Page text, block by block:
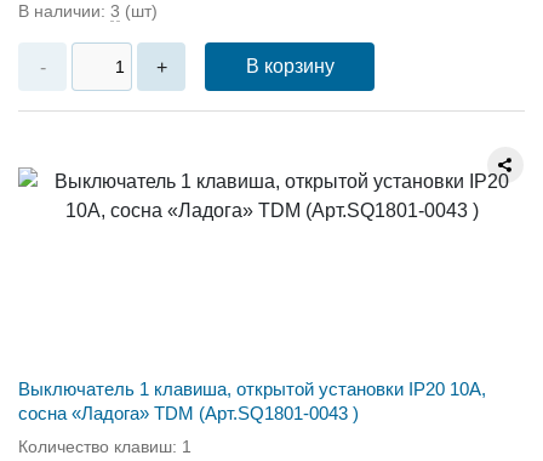
В наличии: 3 (шт)
- + В корзину
Выключатель 1 клавиша, открытой установки IP20 10A,
сосна «Ладога» TDM (Арт.SQ1801-0043 )
Количество клавиш: 1